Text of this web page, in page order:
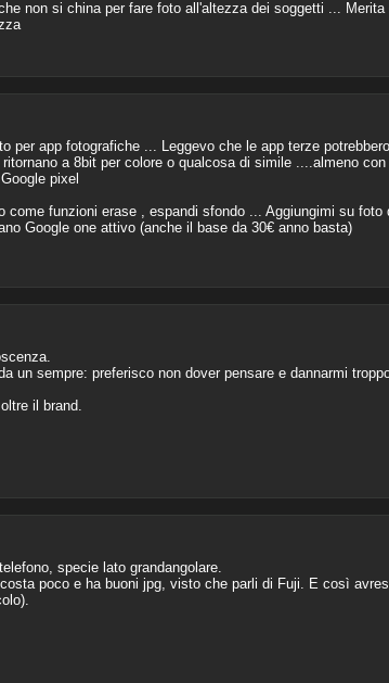
non si china per fare foto all'altezza dei soggetti ...
per app fotografiche ... Leggevo che le app terze
a 8bit per colore o qualcosa di simile ....almeno
pixel
funzioni erase , espandi sfondo ... Aggiungimi su
Google one attivo (anche il base da 30€ anno basta)
un sempre: preferisco non dover pensare e dannarmi
il brand.
specie lato grandangolare.
poco e ha buoni jpg, visto che parli di Fuji. E così